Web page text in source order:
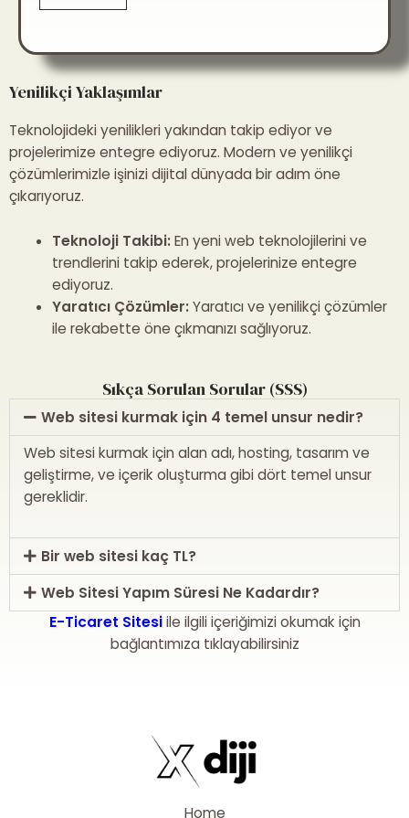
Yenilikçi Yaklaşımlar
Teknolojideki yenilikleri yakından takip ediyor ve
projelerimize entegre ediyoruz. Modern ve yenilikçi
çözümlerimizle işinizi dijital dünyada bir adım öne
çıkarıyoruz.
Teknoloji Takibi:En yeni web teknolojilerini ve
trendlerini takip ederek, projelerinize entegre
ediyoruz.
Yaratıcı Çözümler:Yaratıcı ve yenilikçi çözümler
ile rekabette öne çıkmanızı sağlıyoruz.
Sıkça Sorulan Sorular (SSS)
Web sitesi kurmak için 4 temel unsur nedir?
Web sitesi kurmak için alan adı, hosting, tasarım ve
geliştirme, ve içerik oluşturma gibi dört temel unsur
gereklidir.
Bir web sitesi kaç TL?
Web Sitesi Yapım Süresi Ne Kadardır?
E-Ticaret Sitesiile ilgili içeriğimizi okumak için
bağlantımıza tıklayabilirsiniz
Home